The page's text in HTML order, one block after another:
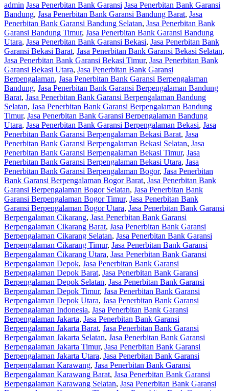
admin Jasa Penerbitan Bank Garansi Jasa Penerbitan Bank Garansi
Bandung, Jasa Penerbitan Bank Garansi Bandung Barat, Jasa
Penerbitan Bank Garansi Bandung Selatan, Jasa Penerbitan Bank
Garansi Bandung Timur, Jasa Penerbitan Bank Garansi Bandung
Utara, Jasa Penerbitan Bank Garansi Bekasi, Jasa Penerbitan Bank
Garansi Bekasi Barat, Jasa Penerbitan Bank Garansi Bekasi Selatan,
Jasa Penerbitan Bank Garansi Bekasi Timur, Jasa Penerbitan Bank
Garansi Bekasi Utara, Jasa Penerbitan Bank Garansi
Berpengalaman, Jasa Penerbitan Bank Garansi Berpengalaman
Bandung, Jasa Penerbitan Bank Garansi Berpengalaman Bandung
Barat, Jasa Penerbitan Bank Garansi Berpengalaman Bandung
Selatan, Jasa Penerbitan Bank Garansi Berpengalaman Bandung
Timur, Jasa Penerbitan Bank Garansi Berpengalaman Bandung
Utara, Jasa Penerbitan Bank Garansi Berpengalaman Bekasi, Jasa
Penerbitan Bank Garansi Berpengalaman Bekasi Barat, Jasa
Penerbitan Bank Garansi Berpengalaman Bekasi Selatan, Jasa
Penerbitan Bank Garansi Berpengalaman Bekasi Timur, Jasa
Penerbitan Bank Garansi Berpengalaman Bekasi Utara, Jasa
Penerbitan Bank Garansi Berpengalaman Bogor, Jasa Penerbitan
Bank Garansi Berpengalaman Bogor Barat, Jasa Penerbitan Bank
Garansi Berpengalaman Bogor Selatan, Jasa Penerbitan Bank
Garansi Berpengalaman Bogor Timur, Jasa Penerbitan Bank
Garansi Berpengalaman Bogor Utara, Jasa Penerbitan Bank Garansi
Berpengalaman Cikarang, Jasa Penerbitan Bank Garansi
Berpengalaman Cikarang Barat, Jasa Penerbitan Bank Garansi
Berpengalaman Cikarang Selatan, Jasa Penerbitan Bank Garansi
Berpengalaman Cikarang Timur, Jasa Penerbitan Bank Garansi
Berpengalaman Cikarang Utara, Jasa Penerbitan Bank Garansi
Berpengalaman Depok, Jasa Penerbitan Bank Garansi
Berpengalaman Depok Barat, Jasa Penerbitan Bank Garansi
Berpengalaman Depok Selatan, Jasa Penerbitan Bank Garansi
Berpengalaman Depok Timur, Jasa Penerbitan Bank Garansi
Berpengalaman Depok Utara, Jasa Penerbitan Bank Garansi
Berpengalaman Indonesia, Jasa Penerbitan Bank Garansi
Berpengalaman Jakarta, Jasa Penerbitan Bank Garansi
Berpengalaman Jakarta Barat, Jasa Penerbitan Bank Garansi
Berpengalaman Jakarta Selatan, Jasa Penerbitan Bank Garansi
Berpengalaman Jakarta Timur, Jasa Penerbitan Bank Garansi
Berpengalaman Jakarta Utara, Jasa Penerbitan Bank Garansi
Berpengalaman Karawang, Jasa Penerbitan Bank Garansi
Berpengalaman Karawang Barat, Jasa Penerbitan Bank Garansi
Berpengalaman Karawang Selatan, Jasa Penerbitan Bank Garansi